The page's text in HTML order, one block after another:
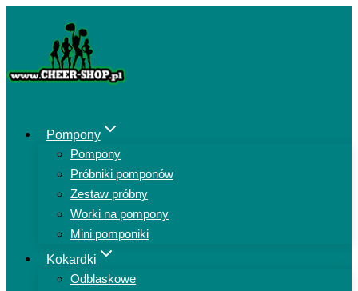
Pompony
Pompony
Próbniki pomponów
Zestaw próbny
Worki na pompony
Mini pomponiki
Kokardki
Odblaskowe